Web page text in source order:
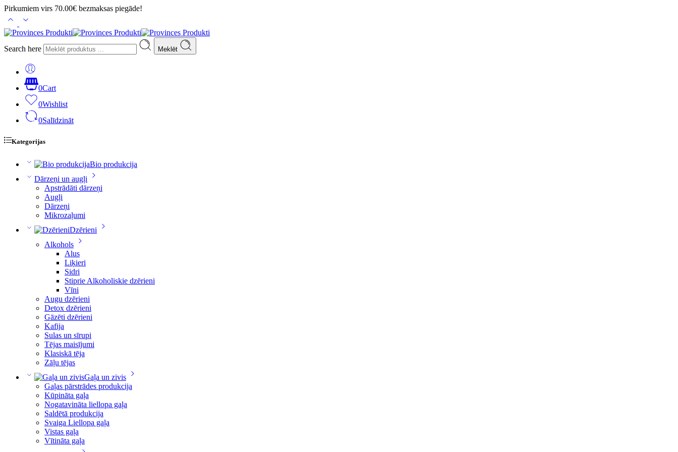
Pirkumiem virs 70.00€ bezmaksas piegāde!
Search here Meklēt
0Cart
0Wishlist
0Salīdzināt
Kategorijas
Bio produkcija
Dārzeņi un augļi
Apstrādāti dārzeņi
Augļi
Dārzeņi
Mikrozaļumi
Dzērieni
Alkohols
Alus
Liķieri
Sidri
Stiprie Alkoholiskie dzērieni
Vīni
Augu dzērieni
Detox dzērieni
Gāzēti dzērieni
Kafija
Sulas un sīrupi
Tējas maisījumi
Klasiskā tēja
Zāļu tējas
Gaļa un zivis
Gaļas pārstrādes produkcija
Kūpināta gaļa
Nogatavināta liellopa gaļa
Saldētā produkcija
Svaiga Liellopa gaļa
Vistas gaļa
Vītināta gaļa